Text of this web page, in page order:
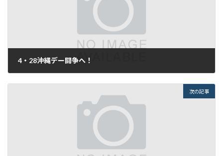
4・28沖縄デー闘争へ！
次の記事